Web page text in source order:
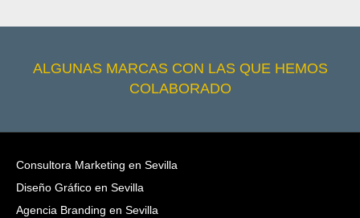
ALGUNAS MARCAS CON LAS QUE HEMOS
COLABORADO
Consultora Marketing en Sevilla
Diseño Gráfico en Sevilla
Agencia Branding en Sevilla